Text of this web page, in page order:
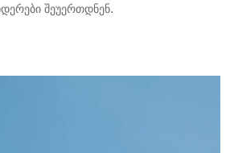
შეუერთდნენ.